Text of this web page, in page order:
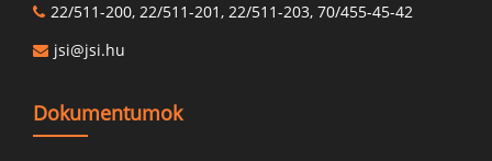
22/511-200, 22/511-201, 22/511-203, 70/455-45-42
jsi@jsi.hu
Dokumentumok